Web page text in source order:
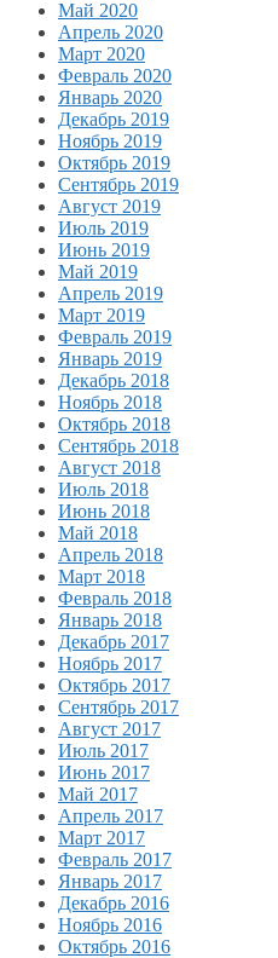
Май 2020
Апрель 2020
Март 2020
Февраль 2020
Январь 2020
Декабрь 2019
Ноябрь 2019
Октябрь 2019
Сентябрь 2019
Август 2019
Июль 2019
Июнь 2019
Май 2019
Апрель 2019
Март 2019
Февраль 2019
Январь 2019
Декабрь 2018
Ноябрь 2018
Октябрь 2018
Сентябрь 2018
Август 2018
Июль 2018
Июнь 2018
Май 2018
Апрель 2018
Март 2018
Февраль 2018
Январь 2018
Декабрь 2017
Ноябрь 2017
Октябрь 2017
Сентябрь 2017
Август 2017
Июль 2017
Июнь 2017
Май 2017
Апрель 2017
Март 2017
Февраль 2017
Январь 2017
Декабрь 2016
Ноябрь 2016
Октябрь 2016